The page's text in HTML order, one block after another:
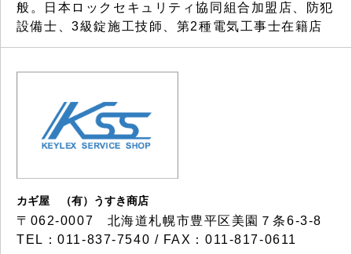
般。日本ロックセキュリティ協同組合加盟店、防犯
設備士、3級錠施工技師、第2種電気工事士在籍店
カギ屋 （有）うすき商店
〒062-0007 北海道札幌市豊平区美園７条6-3-8
TEL：011-837-7540 / FAX：011-817-0611